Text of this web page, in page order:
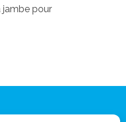
jambe pour